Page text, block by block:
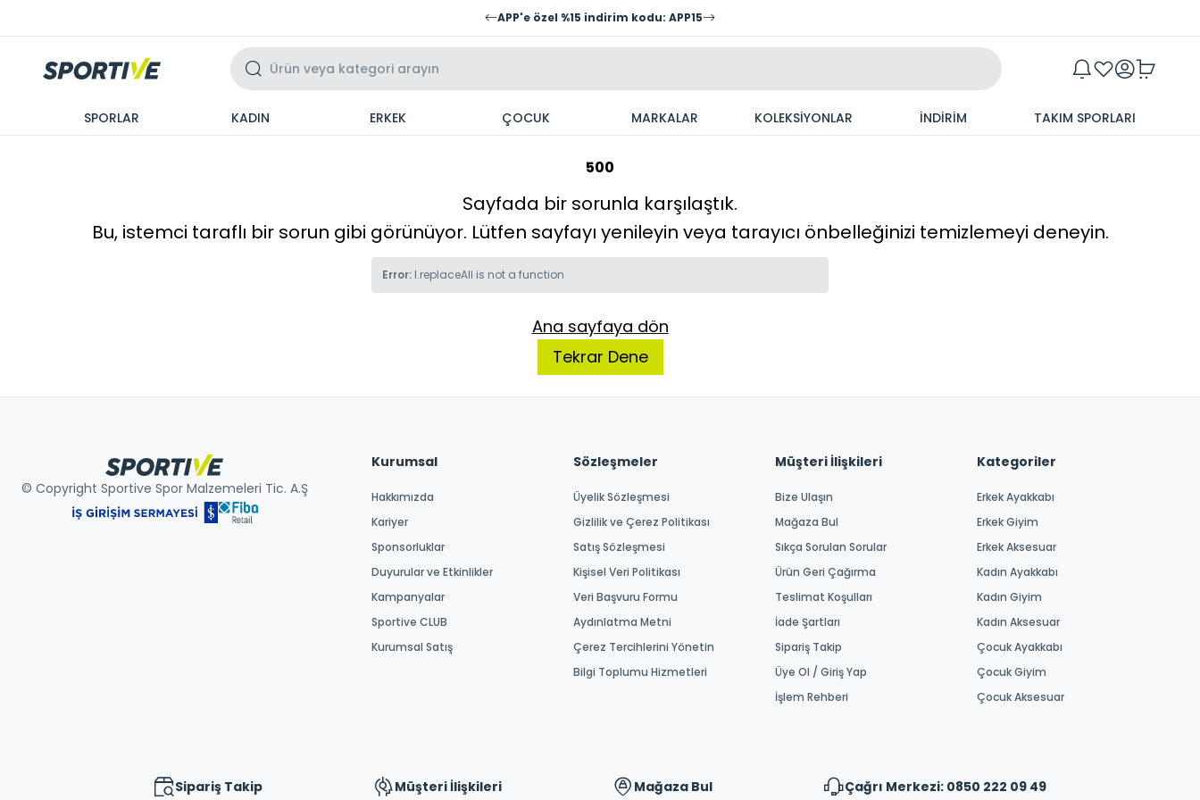
APP'e özel %15 indirim kodu: APP15
SPORLAR KADIN ERKEK ÇOCUK MARKALAR KOLEKSİYONLAR İNDİRİM TAKIM SPORLARI
500
Sayfada bir sorunla karşılaştık.
Bu, istemci taraflı bir sorun gibi görünüyor. Lütfen sayfayı yenileyin veya tarayıcı önbelleğinizi temizlemeyi deneyin.
Error: l.replaceAll is not a function
Ana sayfaya dön
Tekrar Dene
© Copyright Sportive Spor Malzemeleri Tic. A.Ş
Kurumsal
Hakkımızda
Kariyer
Sponsorluklar
Duyurular ve Etkinlikler
Kampanyalar
Sportive CLUB
Kurumsal Satış
Sözleşmeler
Üyelik Sözleşmesi
Gizlilik ve Çerez Politikası
Satış Sözleşmesi
Kişisel Veri Politikası
Veri Başvuru Formu
Aydınlatma Metni
Çerez Tercihlerini Yönetin
Bilgi Toplumu Hizmetleri
Müşteri İlişkileri
Bize Ulaşın
Mağaza Bul
Sıkça Sorulan Sorular
Ürün Geri Çağırma
Teslimat Koşulları
İade Şartları
Sipariş Takip
Üye Ol / Giriş Yap
İşlem Rehberi
Kategoriler
Erkek Ayakkabı
Erkek Giyim
Erkek Aksesuar
Kadın Ayakkabı
Kadın Giyim
Kadın Aksesuar
Çocuk Ayakkabı
Çocuk Giyim
Çocuk Aksesuar
Sipariş Takip Müşteri İlişkileri Mağaza Bul Çağrı Merkezi: 0850 222 09 49